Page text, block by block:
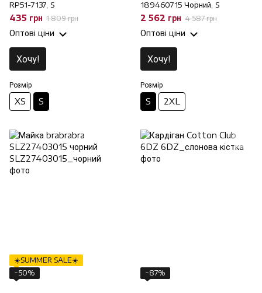
RP51-7137, S
435 грн 1 809 грн
Оптові ціни
Хочу!
Розмір
XS S
189460715 Чорний, S
2 562 грн 4 587 грн
Оптові ціни
Хочу!
Розмір
S 2XL
☀️SUMMER SALE☀️
−50%
−87%